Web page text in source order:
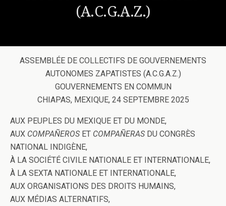
(A.C.G.A.Z.)
ASSEMBLÉE DE COLLECTIFS DE GOUVERNEMENTS
AUTONOMES ZAPATISTES (A.C.G.A.Z.)
GOUVERNEMENTS EN COMMUN
CHIAPAS, MEXIQUE, 24 SEPTEMBRE 2025
AUX PEUPLES DU MEXIQUE ET DU MONDE,
AUX COMPAÑEROS ET COMPAÑERAS DU CONGRÈS
NATIONAL INDIGÈNE,
À LA SOCIÉTÉ CIVILE NATIONALE ET INTERNATIONALE,
À LA SEXTA NATIONALE ET INTERNATIONALE,
AUX ORGANISATIONS DES DROITS HUMAINS,
AUX MÉDIAS ALTERNATIFS,